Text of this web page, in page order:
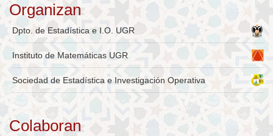
Organizan
Dpto. de Estadística e I.O. UGR
Instituto de Matemáticas UGR
Sociedad de Estadística e Investigación Operativa
Colaboran